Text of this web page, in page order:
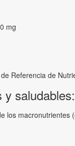
mg
Referencia de
y saludables:
los